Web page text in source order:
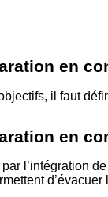
en
il faut
en
l’intégration